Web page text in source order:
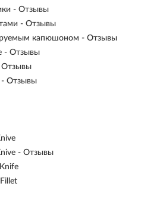
- Отзывы
- Отзывы
капюшоном - Отзывы
- Отзывы
Отзывы
Отзывы
- Отзывы